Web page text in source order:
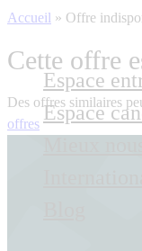
Espace
Espace
Accueil » Offre
Cette offre
Des offres similaires
offres